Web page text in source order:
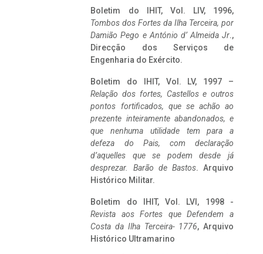
Boletim do IHIT, Vol. LIV, 1996,
Tombos dos Fortes da Ilha Terceira, por
Damião Pego e António d’ Almeida Jr.,
Direcção dos Serviços de
Engenharia do Exército.
Boletim do IHIT, Vol. LV, 1997 –
Relação dos fortes, Castellos e outros
pontos fortificados, que se achão ao
prezente inteiramente abandonados, e
que nenhuma utilidade tem para a
defeza do Pais, com declaração
d’aquelles que se podem desde já
desprezar. Barão de Bastos. Arquivo
Histórico Militar.
Boletim do IHIT, Vol. LVI, 1998 -
Revista aos Fortes que Defendem a
Costa da Ilha Terceira- 1776, Arquivo
Histórico Ultramarino